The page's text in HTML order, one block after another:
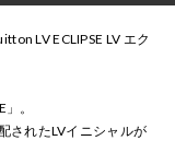
LV ECLIPSE LV エク
。
されたLVイニシャルが